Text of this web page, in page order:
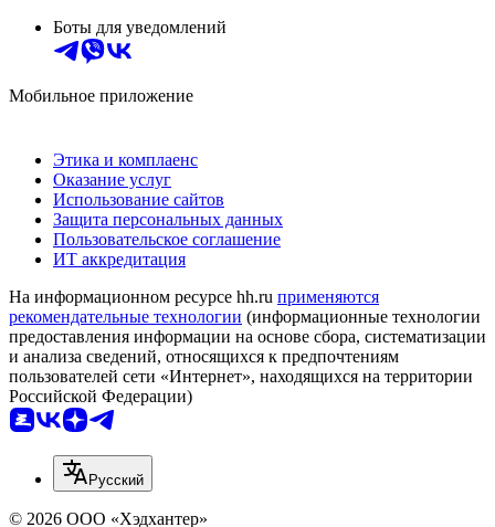
Боты для уведомлений
Мобильное приложение
Этика и комплаенс
Оказание услуг
Использование сайтов
Защита персональных данных
Пользовательское соглашение
ИТ аккредитация
На информационном ресурсе hh.ru применяются
рекомендательные технологии (информационные технологии
предоставления информации на основе сбора, систематизации
и анализа сведений, относящихся к предпочтениям
пользователей сети «Интернет», находящихся на территории
Российской Федерации)
Русский
© 2026 ООО «Хэдхантер»